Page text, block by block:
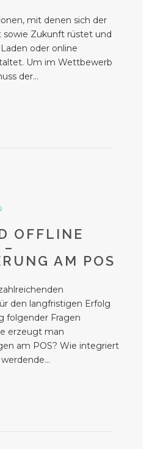
mit denen sich der
sowie Zukunft rüstet und
oder online
Um im Wettbewerb
der...
OFFLINE
–
AM POS
den langfristigen Erfolg
folgender Fragen
erzeugt man
am POS? Wie integriert